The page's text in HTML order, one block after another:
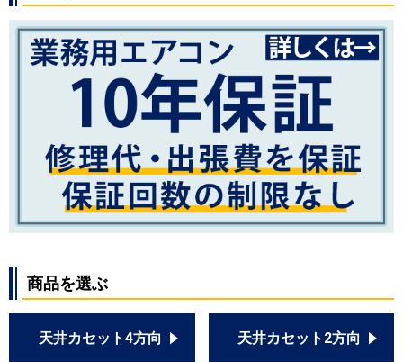
商品を選ぶ
天井カセット4方向 天井カセット2方向